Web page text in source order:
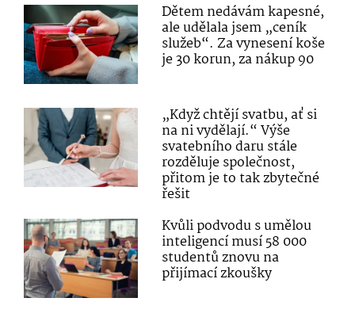
Dětem nedávám kapesné,
ale udělala jsem „ceník
služeb“. Za vynesení koše
je 30 korun, za nákup 90
„Když chtějí svatbu, ať si
na ni vydělají.“ Výše
svatebního daru stále
rozděluje společnost,
přitom je to tak zbytečné
řešit
Kvůli podvodu s umělou
inteligencí musí 58 000
studentů znovu na
přijímací zkoušky